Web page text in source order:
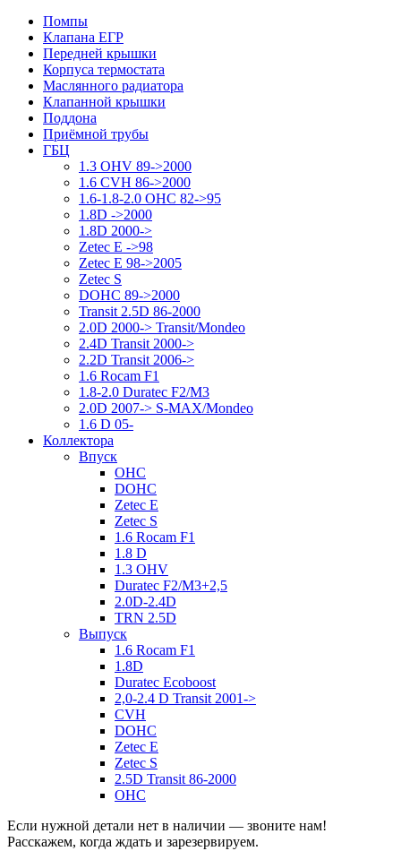
Помпы
Клапана ЕГР
Передней крышки
Корпуса термостата
Маслянного радиатора
Клапанной крышки
Поддона
Приёмной трубы
ГБЦ
1.3 OHV 89->2000
1.6 CVH 86->2000
1.6-1.8-2.0 OHC 82->95
1.8D ->2000
1.8D 2000->
Zetec E ->98
Zetec E 98->2005
Zetec S
DOHC 89->2000
Transit 2.5D 86-2000
2.0D 2000-> Transit/Mondeo
2.4D Transit 2000->
2.2D Transit 2006->
1.6 Rocam F1
1.8-2.0 Duratec F2/M3
2.0D 2007-> S-MAX/Mondeo
1.6 D 05-
Коллектора
Впуск
OHC
DOHC
Zetec E
Zetec S
1.6 Rocam F1
1.8 D
1.3 OHV
Duratec F2/M3+2,5
2.0D-2.4D
TRN 2.5D
Выпуск
1.6 Rocam F1
1.8D
Duratec Ecoboost
2,0-2.4 D Transit 2001->
CVH
DOHC
Zetec E
Zetec S
2.5D Transit 86-2000
OHC
Если нужной детали нет в наличии — звоните нам!
Расскажем, когда ждать и зарезервируем.